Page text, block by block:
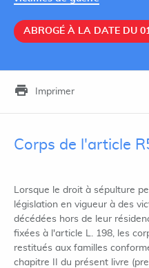
ABROGÉ À LA DATE DU
Imprimer
Corps de l'article
Lorsque le droit à sépulture
législation en vigueur à des
décédées hors de leur
fixées à l'article L. 198, les
restitués aux familles
chapitre II du présent livre